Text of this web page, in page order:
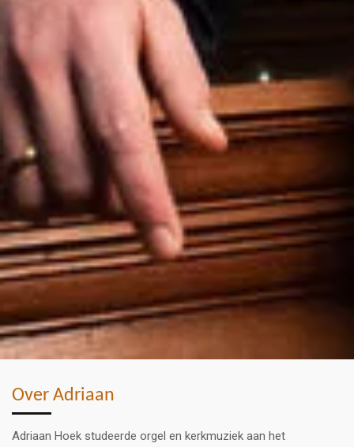
Over Adriaan
Adriaan Hoek studeerde orgel en kerkmuziek aan het